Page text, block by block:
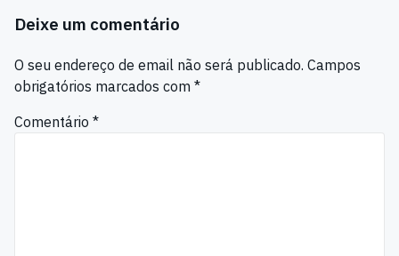
Deixe um comentário
O seu endereço de email não será publicado. Campos
obrigatórios marcados com *
Comentário *